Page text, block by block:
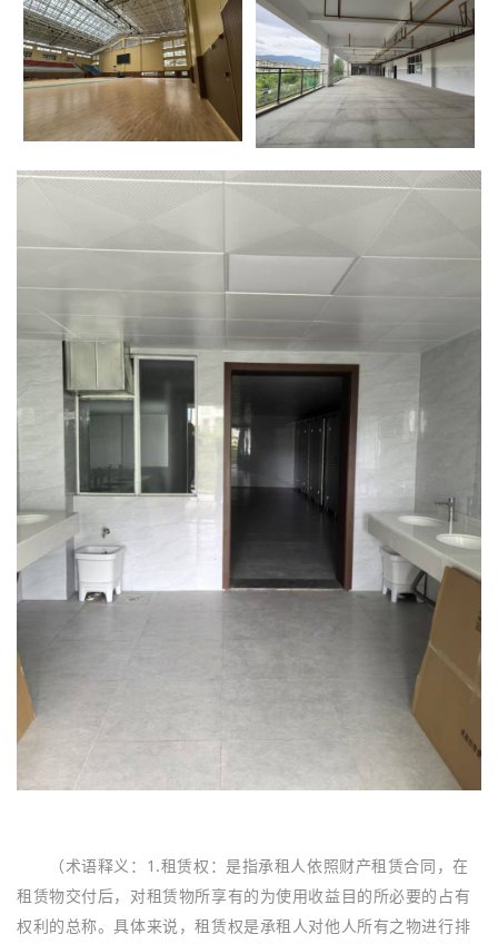
（术语释义：1.‌租赁权：‌是指承租人依照财产租赁合同，在
租赁物交付后，对租赁物所享有的为使用收益目的所必要的占有
权利的总称‌。具体来说，租赁权是承租人对他人所有之物进行排